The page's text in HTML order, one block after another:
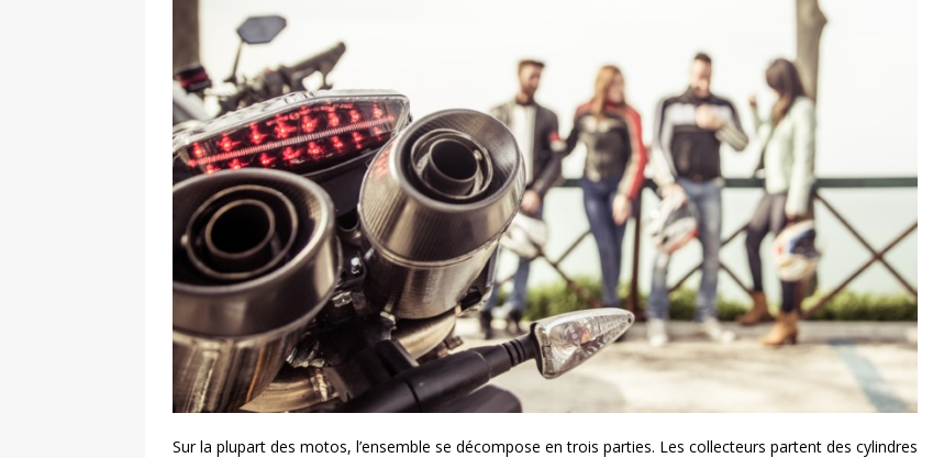
Sur la plupart des motos, l’ensemble se décompose en trois parties. Les collecteurs partent des cylindres